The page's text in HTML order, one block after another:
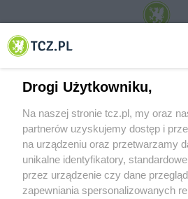
© 2001-2026 Tczew - TCZ.PL Sp. z o.o.
O FIRMIE POLITYKA
Drogi Użytkowniku,
Na naszej stronie tcz.pl, my oraz
partnerów uzyskujemy dostęp i
na urządzeniu oraz przetwarzamy
unikalne identyfikatory,
przez urządzenie czy dane
zapewniania spersonalizowanych